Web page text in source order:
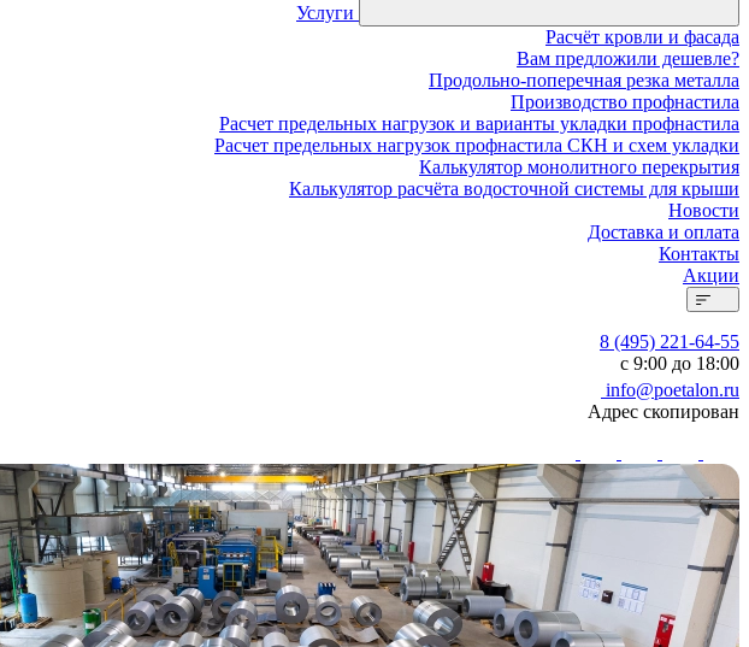
Услуги
Расчёт кровли и фасада
Вам предложили дешевле?
Продольно-поперечная резка металла
Производство профнастила
Расчет предельных нагрузок и варианты укладки профнастила
Расчет предельных нагрузок профнастила СКН и схем укладки
Калькулятор монолитного перекрытия
Калькулятор расчёта водосточной системы для крыши
Новости
Доставка и оплата
Контакты
Акции
8 (495) 221-64-55
с 9:00 до 18:00
info@poetalon.ru
Адрес скопирован